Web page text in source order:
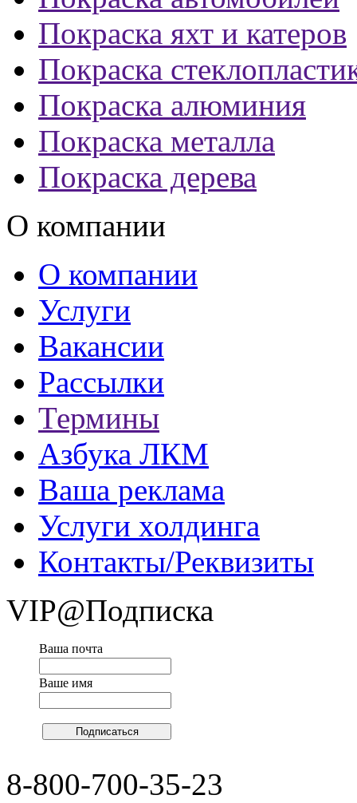
Покраска яхт и катеров
Покраска
Покраска алюминия
Покраска металла
Покраска дерева
О компании
О компании
Услуги
Вакансии
Рассылки
Термины
Азбука ЛКМ
Ваша реклама
Услуги холдинга
Контакты/Реквизиты
VIP@Подписка
Ваша почта
Ваше имя
8-800-700-35-23